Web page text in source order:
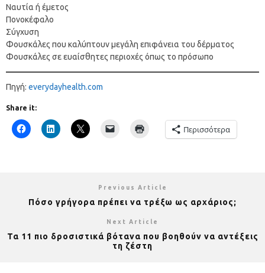
Ναυτία ή έμετος
Πονοκέφαλο
Σύγχυση
Φουσκάλες που καλύπτουν μεγάλη επιφάνεια του δέρματος
Φουσκάλες σε ευαίσθητες περιοχές όπως το πρόσωπο
Πηγή: everydayhealth.com
Share it:
Περισσότερα
Previous Article
Πόσο γρήγορα πρέπει να τρέξω ως αρχάριος;
Next Article
Τα 11 πιο δροσιστικά βότανα που βοηθούν να αντέξεις
τη ζέστη